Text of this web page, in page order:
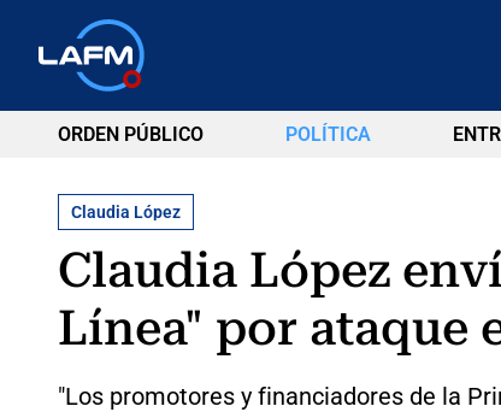
ORDEN PÚBLICO POLÍTICA
Claudia López
Claudia López
Línea" por ataque
"Los promotores y financiadores de la